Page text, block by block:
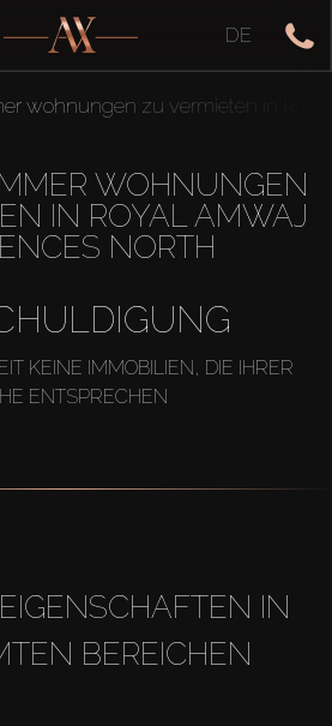
DE
wohnungen zu vermieten in
WOHNUNGEN
IN ROYAL AMWAJ
NORTH
KEINE IMMOBILIEN, DIE IHRER
ENTSPRECHEN
IN
BEREICHEN